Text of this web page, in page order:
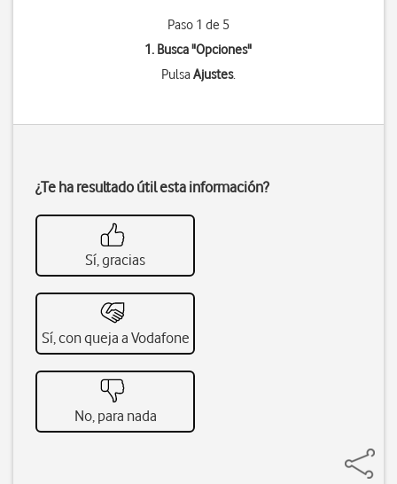
Paso 1 de 5
1. Busca "Opciones"
PulsaAjustes.
¿Te ha resultado útil esta información?
Sí, gracias
Sí, con queja a Vodafone
No, para nada